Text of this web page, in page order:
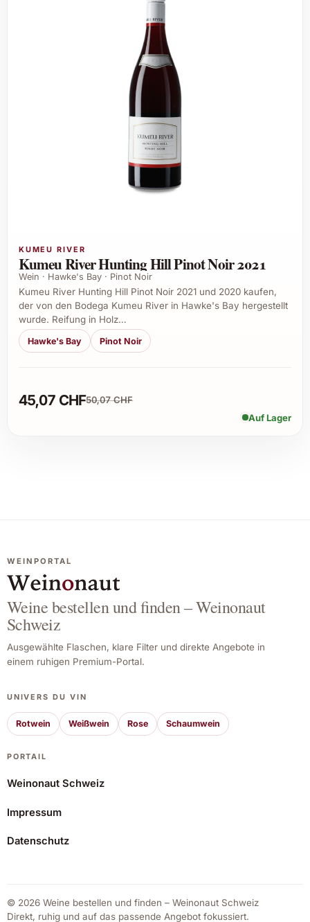
KUMEU RIVER
Kumeu River Hunting Hill Pinot Noir 2021
Wein · Hawke's Bay · Pinot Noir
Kumeu River Hunting Hill Pinot Noir 2021 und 2020 kaufen,
der von den Bodega Kumeu River in Hawke's Bay hergestellt
wurde. Reifung in Holz…
Hawke's Bay Pinot Noir
45,07 CHF50,07 CHF
Auf Lager
WEINPORTAL
Weine bestellen und finden – Weinonaut
Schweiz
Ausgewählte Flaschen, klare Filter und direkte Angebote in
einem ruhigen Premium-Portal.
UNIVERS DU VIN
Rotwein Weißwein Rose Schaumwein
PORTAIL
Weinonaut Schweiz
Impressum
Datenschutz
© 2026 Weine bestellen und finden – Weinonaut Schweiz
Direkt, ruhig und auf das passende Angebot fokussiert.